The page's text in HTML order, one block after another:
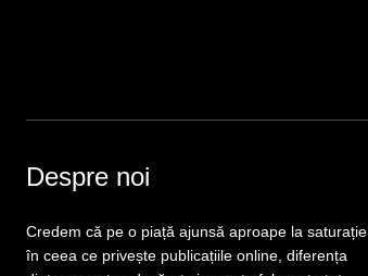
Despre noi
Credem că pe o piață ajunsă aproape la saturație
în ceea ce privește publicațiile online, diferența